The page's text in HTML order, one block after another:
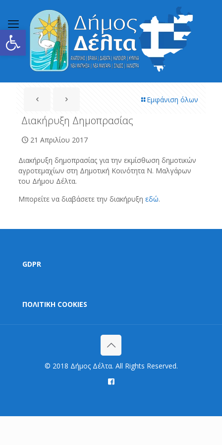
Ανοίξτε τη γραμμή εργαλείων
Εμφάνιση όλων
Διακήρυξη Δημοπρασίας
21 Απριλίου 2017
Διακήρυξη δημοπρασίας για την εκμίσθωση δημοτικών
αγροτεμαχίων στη Δημοτική Κοινότητα Ν. Μαλγάρων
του Δήμου Δέλτα.
Μπορείτε να διαβάσετε την διακήρυξη εδώ.
GDPR
ΠΟΛΙΤΙΚΗ COOKIES
© 2018 Δήμος Δέλτα. All Rights Reserved.